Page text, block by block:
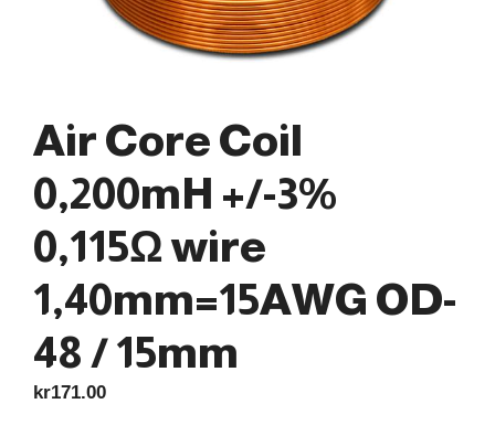
Air Core Coil
0,200mH +/-3%
0,115Ω wire
1,40mm=15AWG OD-
48 / 15mm
kr171.00